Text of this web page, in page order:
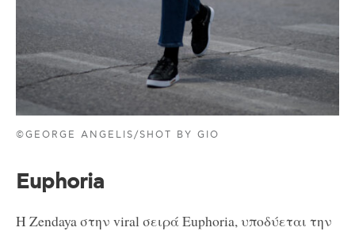
©GEORGE ANGELIS/SHOT BY GIO
Euphoria
H Zendaya στην viral σειρά Euphoria, υποδύεται την